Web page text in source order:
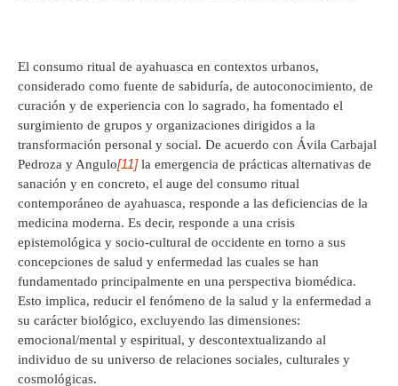
El consumo ritual de ayahuasca en contextos urbanos,
considerado como fuente de sabiduría, de autoconocimiento, de
curación y de experiencia con lo sagrado, ha fomentado el
surgimiento de grupos y organizaciones dirigidos a la
transformación personal y social. De acuerdo con Ávila Carbajal
Pedroza y Angulo[11]la emergencia de prácticas alternativas de
sanación y en concreto, el auge del consumo ritual
contemporáneo de ayahuasca, responde a las deficiencias de la
medicina moderna. Es decir, responde a una crisis
epistemológica y socio-cultural de occidente en torno a sus
concepciones de salud y enfermedad las cuales se han
fundamentado principalmente en una perspectiva biomédica.
Esto implica, reducir el fenómeno de la salud y la enfermedad a
su carácter biológico, excluyendo las dimensiones:
emocional/mental y espiritual, y descontextualizando al
individuo de su universo de relaciones sociales, culturales y
cosmológicas.